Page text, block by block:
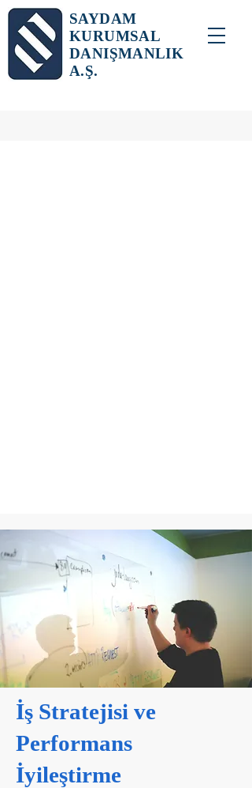
SAYDAM
KURUMSAL
DANIŞMANLIK
A.Ş.
İş Stratejisi ve
Performans
İyileştirme